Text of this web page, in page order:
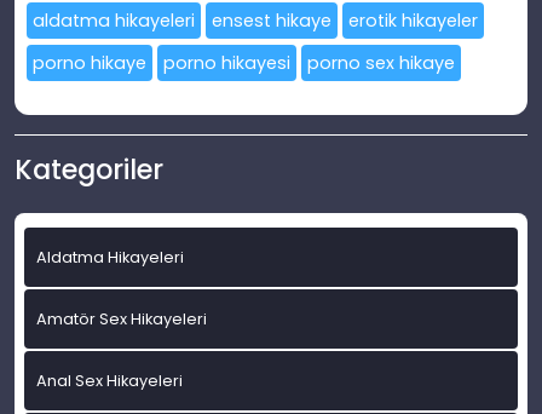
aldatma hikayeleri ensest hikaye
erotik hikayeler
porno hikaye
porno hikayesi porno sex hikaye
Kategoriler
Aldatma Hikayeleri
Amatör Sex Hikayeleri
Anal Sex Hikayeleri